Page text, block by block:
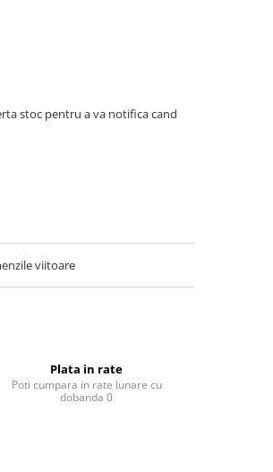
stoc pentru a va notifica cand
viitoare
Plata in rate
Poti cumpara in rate lunare cu
dobanda 0